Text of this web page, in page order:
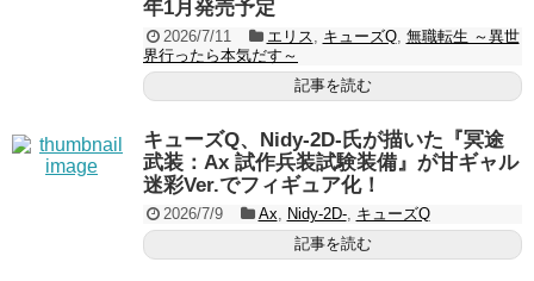
年1月発売予定
2026/7/11 エリス, キューズQ, 無職転生 ～異世
界行ったら本気だす～
記事を読む
キューズQ、Nidy-2D-氏が描いた『冥途
武装：Ax 試作兵装試験装備』が甘ギャル
迷彩Ver.でフィギュア化！
2026/7/9 Ax, Nidy-2D-, キューズQ
記事を読む